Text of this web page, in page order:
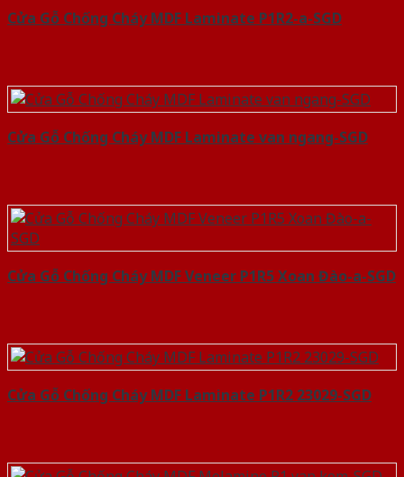
Cửa Gỗ Chống Cháy MDF Laminate P1R2-a-SGD
Cửa Gỗ Chống Cháy MDF Laminate van ngang-SGD
Cửa Gỗ Chống Cháy MDF Veneer P1R5 Xoan Đào-a-SGD
Cửa Gỗ Chống Cháy MDF Laminate P1R2 23029-SGD